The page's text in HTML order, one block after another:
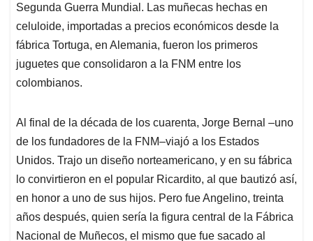
Segunda Guerra Mundial. Las muñecas hechas en
celuloide, importadas a precios económicos desde la
fábrica Tortuga, en Alemania, fueron los primeros
juguetes que consolidaron a la FNM entre los
colombianos.
Al final de la década de los cuarenta, Jorge Bernal –uno
de los fundadores de la FNM–viajó a los Estados
Unidos. Trajo un diseño norteamericano, y en su fábrica
lo convirtieron en el popular Ricardito, al que bautizó así,
en honor a uno de sus hijos. Pero fue Angelino, treinta
años después, quien sería la figura central de la Fábrica
Nacional de Muñecos, el mismo que fue sacado al